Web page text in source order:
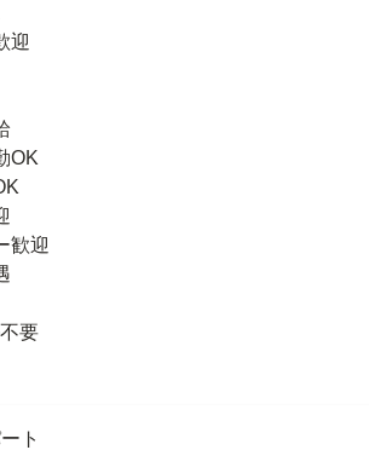
迎
OK
歓迎
要
ト